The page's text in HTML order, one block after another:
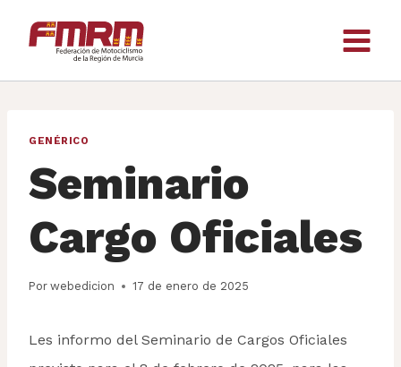
GENÉRICO
Seminario
Cargo Oficiales
Por webedicion 17 de enero de 2025
Les informo del Seminario de Cargos Oficiales